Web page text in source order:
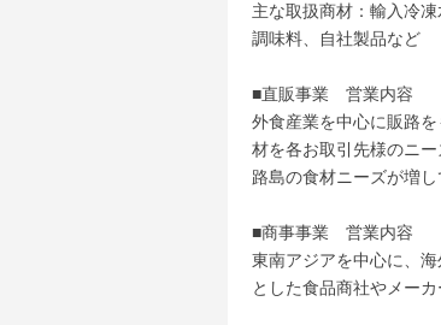
主な取扱商材：輸入冷
調味料、自社製品など
■直販事業 営業内容
外食産業を中心に販路
材を各お取引先様のニ
路島の食材ニーズが増
■商事事業 営業内容
東南アジアを中心に、
とした食品商社やメー